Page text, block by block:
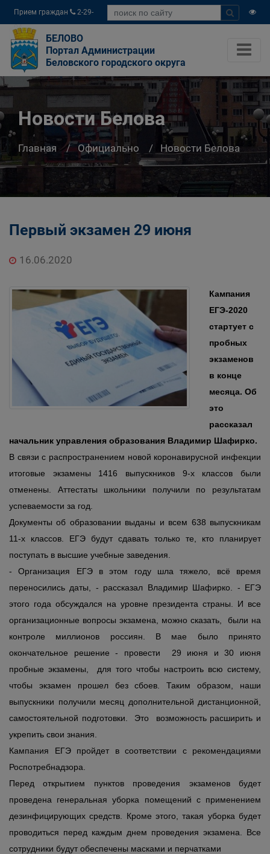
Прием граждан
2-29-
04
БЕЛОВО
Портал Администрации
Беловского городского округа
Новости Белова
Главная Официально Новости Белова
Первый экзамен 29 июня
16.06.2020
Кампания
ЕГЭ-2020
стартует с
пробных
экзаменов
в конце
месяца. Об
это
рассказал
начальник управления образования Владимир Шафирко.
В связи с распространением новой коронавирусной инфекции
итоговые экзамены 1416 выпускников 9-х классов были
отменены. Аттестаты школьники получили по результатам
успеваемости за год.
Документы об образовании выданы и всем 638 выпускникам
11-х классов. ЕГЭ будут сдавать только те, кто планирует
поступать в высшие учебные заведения.
- Организация ЕГЭ в этом году шла тяжело, всё время
переносились даты, - рассказал Владимир Шафирко. - ЕГЭ
этого года обсуждался на уровне президента страны. И все
организационные вопросы экзамена, можно сказать, были на
контроле миллионов россиян. В мае было принято
окончательное решение - провести 29 июня и 30 июня
пробные экзамены, для того чтобы настроить всю систему,
чтобы экзамен прошел без сбоев. Таким образом, наши
выпускники получили месяц дополнительной дистанционной,
самостоятельной подготовки. Это возможность расширить и
укрепить свои знания.
Кампания ЕГЭ пройдет в соответствии с рекомендациями
Роспотребнадзора.
Перед открытием пунктов проведения экзаменов будет
проведена генеральная уборка помещений с применением
дезинфицирующих средств. Кроме этого, такая уборка будет
проводиться перед каждым днем проведения экзамена. Все
сотрудники будут обеспечены масками и перчатками